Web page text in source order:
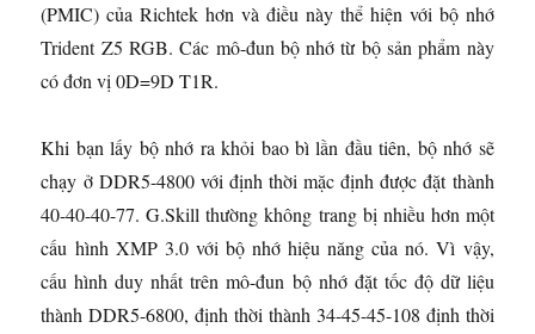
(PMIC) của Richtek hơn và điều này thể hiện với bộ nhớ
Trident Z5 RGB. Các mô-đun bộ nhớ từ bộ sản phẩm này
có đơn vị 0D=9D T1R.
Khi bạn lấy bộ nhớ ra khỏi bao bì lần đầu tiên, bộ nhớ sẽ
chạy ở DDR5-4800 với định thời mặc định được đặt thành
40-40-40-77. G.Skill thường không trang bị nhiều hơn một
cấu hình XMP 3.0 với bộ nhớ hiệu năng của nó. Vì vậy,
cấu hình duy nhất trên mô-đun bộ nhớ đặt tốc độ dữ liệu
thành DDR5-6800, định thời thành 34-45-45-108 định thời